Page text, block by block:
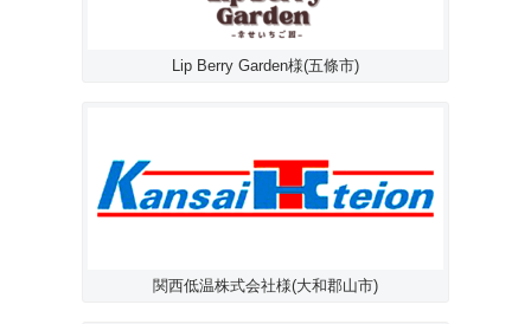
Lip Berry Garden様(五條市)
関西低温株式会社様(大和郡山市)